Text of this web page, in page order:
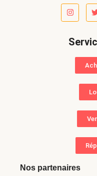
Nos partenaires